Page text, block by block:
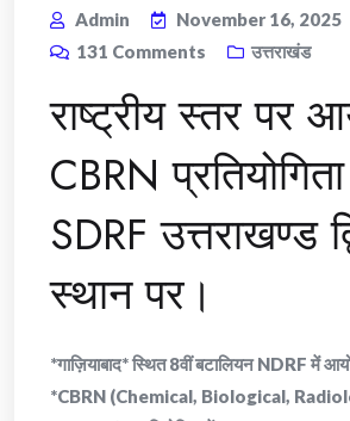
Admin
November 16, 2025
131 Comments उत्तराखंड
राष्ट्रीय स्तर पर
CBRN
SDRF उत्तराखण्ड
स्थान पर।
*गाज़ियाबाद* स्थित 8वीं बटालियन NDRF में
*CBRN (Chemical, Biological,